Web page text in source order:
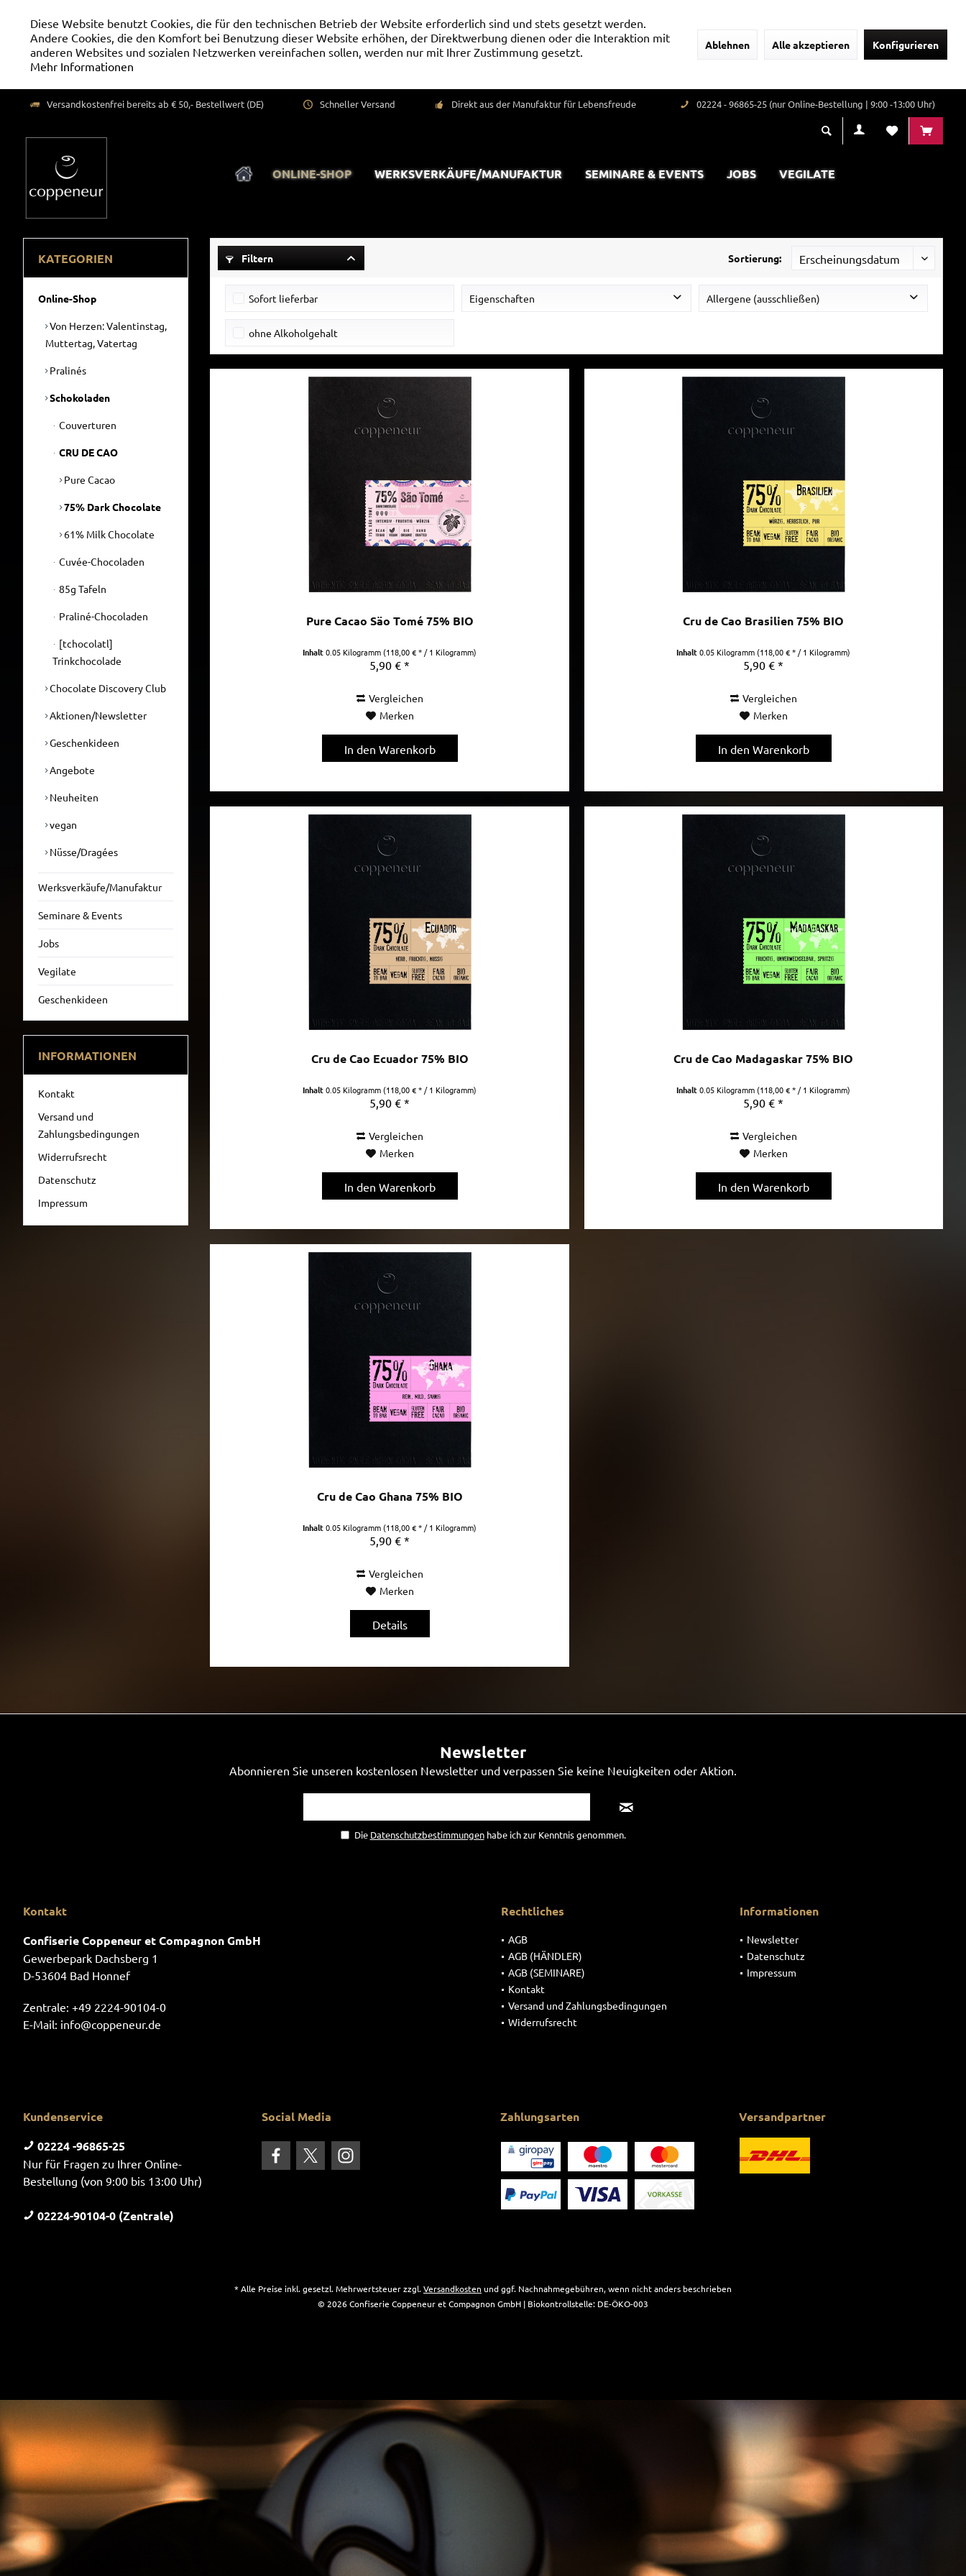
Diese Website benutzt Cookies, die für den technischen Betrieb der Website erforderlich sind und stets gesetzt werden.
Andere Cookies, die den Komfort bei Benutzung dieser Website erhöhen, der Direktwerbung dienen oder die Interaktion mit
anderen Websites und sozialen Netzwerken vereinfachen sollen, werden nur mit Ihrer Zustimmung gesetzt.
Mehr Informationen
Ablehnen Alle akzeptieren Konfigurieren
Versandkostenfrei bereits ab € 50,- Bestellwert (DE) Schneller Versand Direkt aus der Manufaktur für Lebensfreude 02224 - 96865-25 (nur Online-Bestellung | 9:00 -13:00 Uhr)
ONLINE-SHOP WERKSVERKÄUFE/MANUFAKTUR SEMINARE & EVENTS JOBS VEGILATE
KATEGORIEN
Online-Shop
Von Herzen: Valentinstag,
Muttertag, Vatertag
Pralinés
Schokoladen
Couverturen
CRU DE CAO
Pure Cacao
75% Dark Chocolate
61% Milk Chocolate
Cuvée-Chocoladen
85g Tafeln
Praliné-Chocoladen
[tchocolatl]
Trinkchocolade
Chocolate Discovery Club
Aktionen/Newsletter
Geschenkideen
Angebote
Neuheiten
vegan
Nüsse/Dragées
Werksverkäufe/Manufaktur
Seminare & Events
Jobs
Vegilate
Geschenkideen
INFORMATIONEN
Kontakt
Versand und
Zahlungsbedingungen
Widerrufsrecht
Datenschutz
Impressum
Filtern Sortierung:
Sofort lieferbar Eigenschaften
Glutenfrei
Allergene (ausschließen)
ohne Alkoholgehalt
Pure Cacao Säo Tomé 75% BIO
Inhalt0.05 Kilogramm(118,00 € * / 1 Kilogramm)
5,90 € *
Vergleichen
Merken
In den Warenkorb
Cru de Cao Brasilien 75% BIO
Inhalt0.05 Kilogramm(118,00 € * / 1 Kilogramm)
5,90 € *
Vergleichen
Merken
In den Warenkorb
Cru de Cao Ecuador 75% BIO
Inhalt0.05 Kilogramm(118,00 € * / 1 Kilogramm)
5,90 € *
Vergleichen
Merken
In den Warenkorb
Cru de Cao Madagaskar 75% BIO
Inhalt0.05 Kilogramm(118,00 € * / 1 Kilogramm)
5,90 € *
Vergleichen
Merken
In den Warenkorb
Cru de Cao Ghana 75% BIO
Inhalt0.05 Kilogramm(118,00 € * / 1 Kilogramm)
5,90 € *
Vergleichen
Merken
Details
Newsletter
Abonnieren Sie unseren kostenlosen Newsletter und verpassen Sie keine Neuigkeiten oder Aktion.
Die Datenschutzbestimmungenhabe ich zur Kenntnis genommen.
Kontakt
Confiserie Coppeneur et Compagnon GmbH
Gewerbepark Dachsberg 1
D-53604 Bad Honnef
Zentrale: +49 2224-90104-0
E-Mail: info@coppeneur.de
Rechtliches
AGB
AGB (HÄNDLER)
AGB (SEMINARE)
Kontakt
Versand und Zahlungsbedingungen
Widerrufsrecht
Informationen
Newsletter
Datenschutz
Impressum
Kundenservice
02224 -96865-25
Nur für Fragen zu Ihrer Online-
Bestellung (von 9:00 bis 13:00 Uhr)
02224-90104-0 (Zentrale)
Social Media Zahlungsarten Versandpartner
* Alle Preise inkl. gesetzl. Mehrwertsteuer zzgl.Versandkosten und ggf. Nachnahmegebühren, wenn nicht anders beschrieben
© 2026 Confiserie Coppeneur et Compagnon GmbH | Biokontrollstelle: DE-ÖKO-003